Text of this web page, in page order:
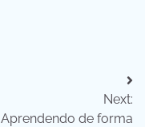
Next:
Aprendendo de forma